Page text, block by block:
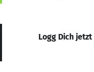
Logg Dich